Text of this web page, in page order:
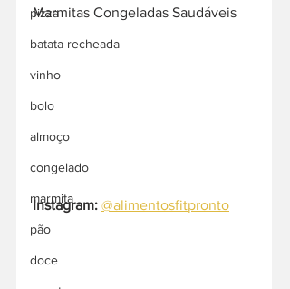
pizza
batata recheada
vinho
bolo
almoço
congelado
marmita
pão
doce
Marmitas Congeladas Saudáveis
Instagram: @alimentosfitpronto